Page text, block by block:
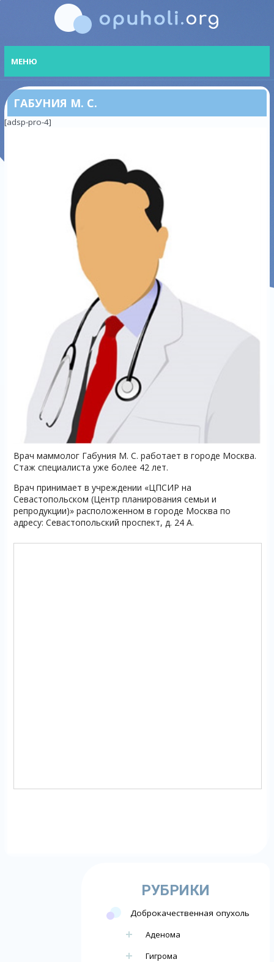
МЕНЮ
ГАБУНИЯ М. С.
[adsp-pro-4]
Врач маммолог Габуния М. С. работает в городе Москва.
Стаж специалиста уже более 42 лет.
Врач принимает в учреждении «ЦПСИР на
Севастопольском (Центр планирования семьи и
репродукции)» расположенном в городе Москва по
адресу: Севастопольский проспект, д. 24 А.
РУБРИКИ
Доброкачественная опухоль
Аденома
Гигрома